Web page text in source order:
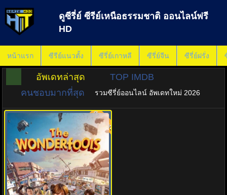
ดูซีรี่ย์ ซีรีย์เหนือธรรมชาติ ออนไลน์ฟรี
HD
หน้าแรก ซีรีย์แนวตั้ง ซีรี่ย์เกาหลี ซีรี่ย์จีน ซีรี่ย์ฝรั่ง
อัพเดทล่าสุด
TOP IMDB
คนชอบมากที่สุด
รวมซีรี่ย์ออนไลน์ อัพเดทใหม่ 2026
พากย์ไทย